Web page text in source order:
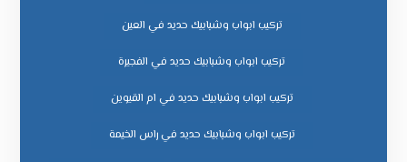
تركيب ابواب وشبابيك حديد في العين
تركيب ابواب وشبابيك حديد في الفجيرة
تركيب ابواب وشبابيك حديد في ام القيوين
تركيب ابواب وشبابيك حديد في راس الخيمة